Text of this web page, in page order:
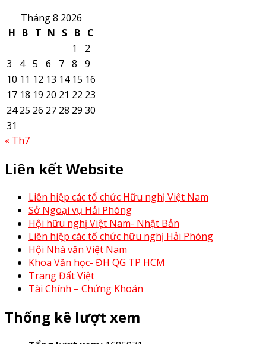
Tháng 8 2026
H B T N S B C
1
2
3
4 5 6 7 8
9
10 11 12 13 14 15 16
17 18 19 20 21 22 23
24 25 26 27 28 29 30
31
« Th7
Liên kết Website
Liên hiệp các tổ chức Hữu nghị Việt Nam
Sở Ngoại vụ Hải Phòng
Hội hữu nghị Việt Nam- Nhật Bản
Liên hiệp các tổ chức hữu nghị Hải Phòng
Hội Nhà văn Việt Nam
Khoa Văn học- ĐH QG TP HCM
Trang Đất Việt
Tài Chính – Chứng Khoán
Thống kê lượt xem